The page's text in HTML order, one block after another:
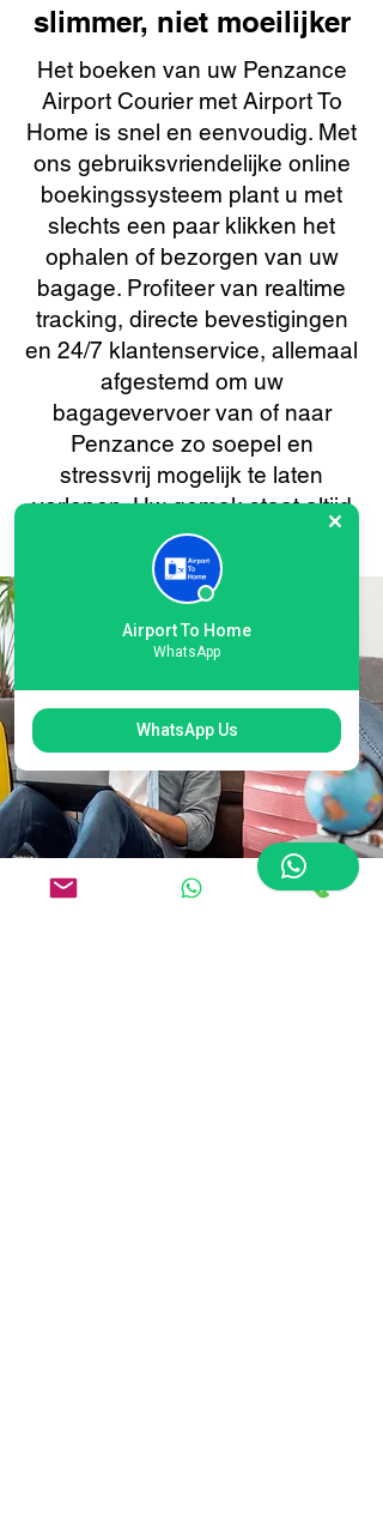
slimmer, niet moeilijker
Het boeken van uw Penzance
Airport Courier met Airport To
Home is snel en eenvoudig. Met
ons gebruiksvriendelijke online
boekingssysteem plant u met
slechts een paar klikken het
ophalen of bezorgen van uw
bagage. Profiteer van realtime
tracking, directe bevestigingen
en 24/7 klantenservice, allemaal
afgestemd om uw
bagagevervoer van of naar
Penzance zo soepel en
stressvrij mogelijk te laten
verlopen. Uw gemak staat altijd
voorop.
Airport To Home
WhatsApp
WhatsApp Us